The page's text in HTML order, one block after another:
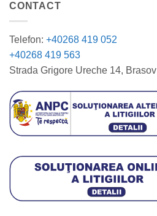
CONTACT
Telefon: +40268 419 052
+40268 419 563
Strada Grigore Ureche 14, Brasov